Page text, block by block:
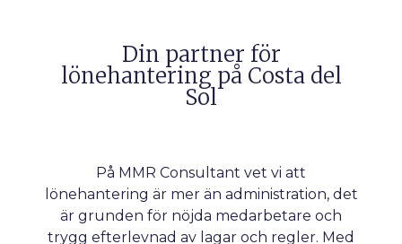
Din partner för
lönehantering på Costa del
Sol
På MMR Consultant vet vi att
lönehantering är mer än administration, det
är grunden för nöjda medarbetare och
trygg efterlevnad av lagar och regler. Med